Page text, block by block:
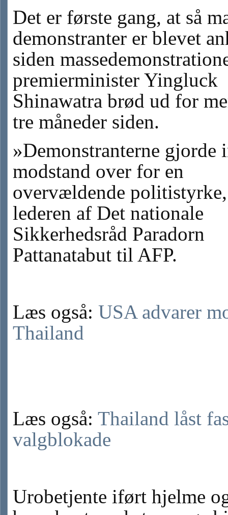
Det er første gang, at så
demonstranter er blevet
siden
premierminister Yingluck
Shinawatra brød ud for
tre måneder siden.
»Demonstranterne gjorde
modstand over for en
overvældende
lederen af Det nationale
Sikkerhedsråd Paradorn
Pattanatabut til AFP.
Læs også: USA advarer
Thailand
Læs også: Thailand låst
valgblokade
Urobetjente iført hjelme